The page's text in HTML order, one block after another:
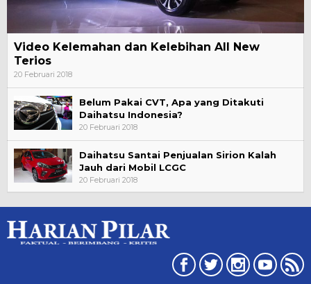
Video Kelemahan dan Kelebihan All New
Terios
20 Februari 2018
Belum Pakai CVT, Apa yang Ditakuti
Daihatsu Indonesia?
20 Februari 2018
Daihatsu Santai Penjualan Sirion Kalah
Jauh dari Mobil LCGC
20 Februari 2018